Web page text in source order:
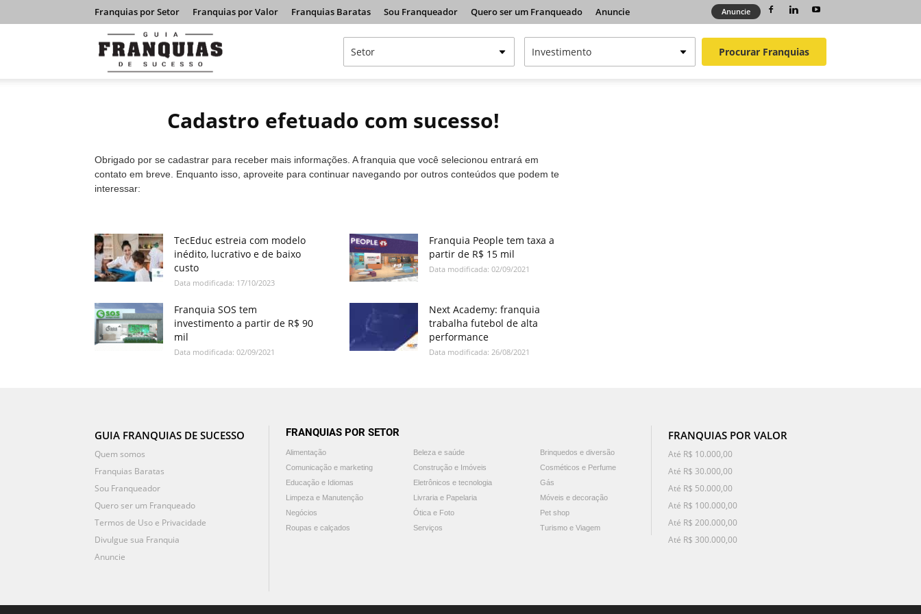
Franquias por Setor Franquias por Valor Franquias Baratas Sou Franqueador Quero ser um Franqueado Anuncie Anuncie
de
Procurar Franquias
Cadastro efetuado com sucesso!
Obrigado por se cadastrar para receber mais informações. A franquia que você selecionou entrará em
contato em breve. Enquanto isso, aproveite para continuar navegando por outros conteúdos que podem te
interessar:
TecEduc estreia com modelo
inédito, lucrativo e de baixo
custo
Data modificada: 17/10/2023
Franquia People tem taxa a
partir de R$ 15 mil
Data modificada: 02/09/2021
Franquia SOS tem
investimento a partir de R$ 90
mil
Data modificada: 02/09/2021
Next Academy: franquia
trabalha futebol de alta
performance
Data modificada: 26/08/2021
GUIA FRANQUIAS DE SUCESSO
Quem somos
Franquias Baratas
Sou Franqueador
Quero ser um Franqueado
Termos de Uso e Privacidade
Divulgue sua Franquia
Anuncie
FRANQUIAS POR SETOR
Alimentação Beleza e saúde
Brinquedos e diversão
Comunicação e marketing
Construção e Imóveis
Cosméticos e Perfume
Educação e Idiomas
Eletrônicos e tecnologia
Gás
Limpeza e Manutenção
Livraria e Papelaria
Móveis e decoração
Negócios
Ótica e Foto
Pet shop
Roupas e calçados
Serviços Turismo e Viagem
FRANQUIAS POR VALOR
Até R$ 10.000,00
Até R$ 30.000,00
Até R$ 50.000,00
Até R$ 100.000,00
Até R$ 200.000,00
Até R$ 300.000,00